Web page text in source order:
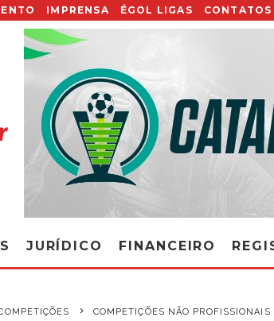
IMPRENSA ÉGOL LIGAS CONTATOS
JURÍDICO FINANCEIRO
COMPETIÇÕES NÃO PROFISSIONAIS